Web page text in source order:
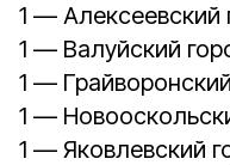
1 — Алексеевский
1 — Валуйский
1 —
1 —
1 — Яковлевский